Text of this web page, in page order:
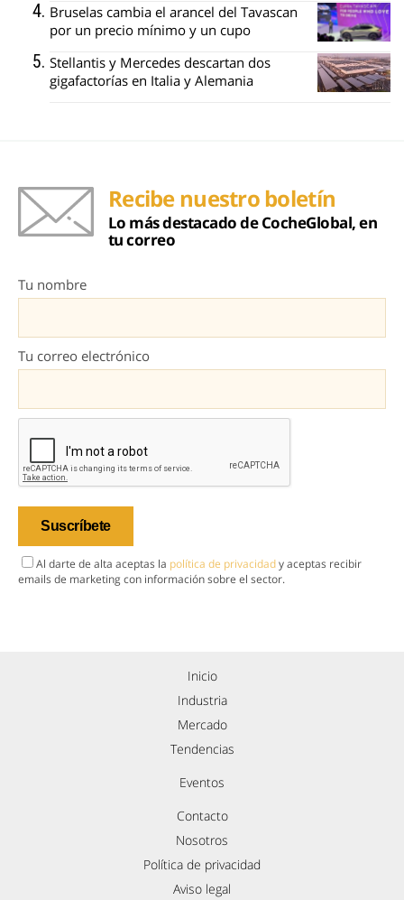
Bruselas cambia el arancel del Tavascan
por un precio mínimo y un cupo
Stellantis y Mercedes descartan dos
gigafactorías en Italia y Alemania
Recibe nuestro boletín
Lo más destacado de CocheGlobal, en
tu correo
Tu nombre
Tu correo electrónico
Al darte de alta aceptas la política de privacidady aceptas recibir
emails de marketing con información sobre el sector.
Inicio
Industria
Mercado
Tendencias
Eventos
Contacto
Nosotros
Política de privacidad
Aviso legal